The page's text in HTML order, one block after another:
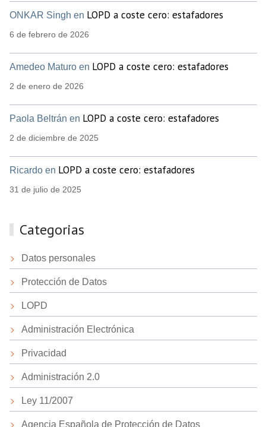
ONKAR Singh en LOPD a coste cero: estafadores
6 de febrero de 2026
Amedeo Maturo en LOPD a coste cero: estafadores
2 de enero de 2026
Paola Beltrán en LOPD a coste cero: estafadores
2 de diciembre de 2025
Ricardo en LOPD a coste cero: estafadores
31 de julio de 2025
Categorias
Datos personales
Protección de Datos
LOPD
Administración Electrónica
Privacidad
Administración 2.0
Ley 11/2007
Agencia Española de Protección de Datos